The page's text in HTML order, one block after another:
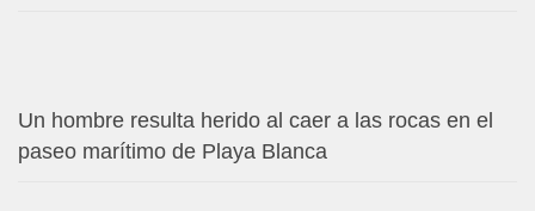
Un hombre resulta herido al caer a las rocas en el
paseo marítimo de Playa Blanca